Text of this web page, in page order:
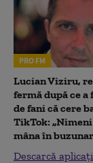
PRO FM
Lucian Viziru,
fermă după ce a
de fani că cere
TikTok: „Nimeni
mâna în
Descarcă